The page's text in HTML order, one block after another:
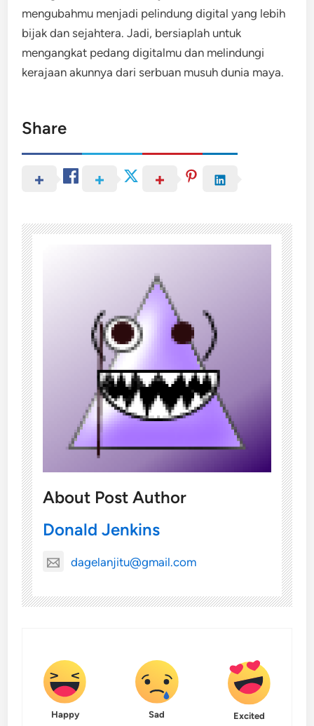
mengubahmu menjadi pelindung digital yang lebih
bijak dan sejahtera. Jadi, bersiaplah untuk
mengangkat pedang digitalmu dan melindungi
kerajaan akunnya dari serbuan musuh dunia maya.
Share
About Post Author
Donald Jenkins
dagelanjitu@gmail.com
Happy Sad Excited